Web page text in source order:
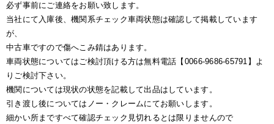
必ず事前にご連絡をお願い致します。
当社にて入庫後、機関系チェック車両状態は確認して掲載しています
が、
中古車ですので傷へこみ錆はあります。
車両状態についてはご検討頂ける方は無料電話【0066-9686-65791】よ
りご検討下さい。
機関については現状の状態を記載して出品はしています。
引き渡し後についてはノー・クレームにてお願いします。
細かい所まですべて確認チェック見切れるとは限りませんので